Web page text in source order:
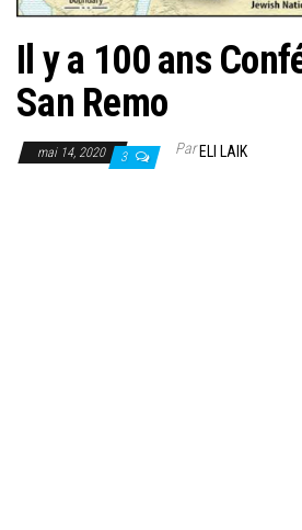
Il y a 100 ans
San Remo
mai 14, 2020 3 ParELI LAIK